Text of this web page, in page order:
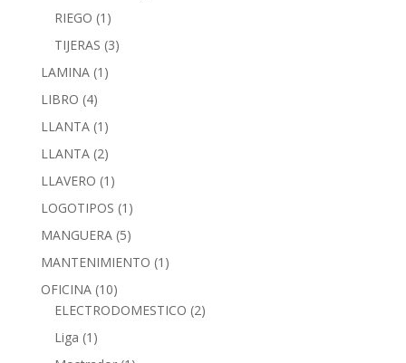
RIEGO (1)
TIJERAS (3)
LAMINA (1)
LIBRO (4)
LLANTA (1)
LLANTA (2)
LLAVERO (1)
LOGOTIPOS (1)
MANGUERA (5)
MANTENIMIENTO (1)
OFICINA (10)
ELECTRODOMESTICO (2)
Liga (1)